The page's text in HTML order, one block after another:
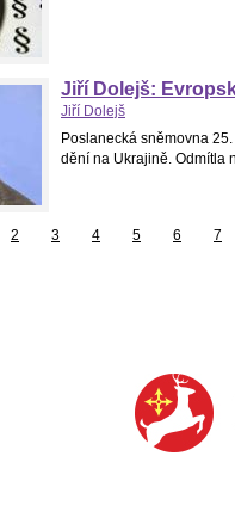
Jiří Dolejš:
Jiří Dolejš
Poslanecká sněmovna
dění na Ukrajině. Odmítla
2 3 4 5 6 7